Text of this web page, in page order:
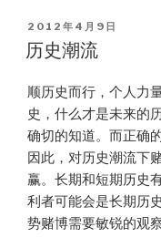
POSTED
ON
2012年4月9日
历史潮流
顺历史而行，个人力
史，什么才是未来的
确切的知道。而正确
因此，对历史潮流下
赢。长期和短期历史
利者可能会是长期历
势赌博需要敏锐的观